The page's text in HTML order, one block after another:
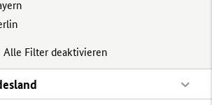
Filter deaktivieren